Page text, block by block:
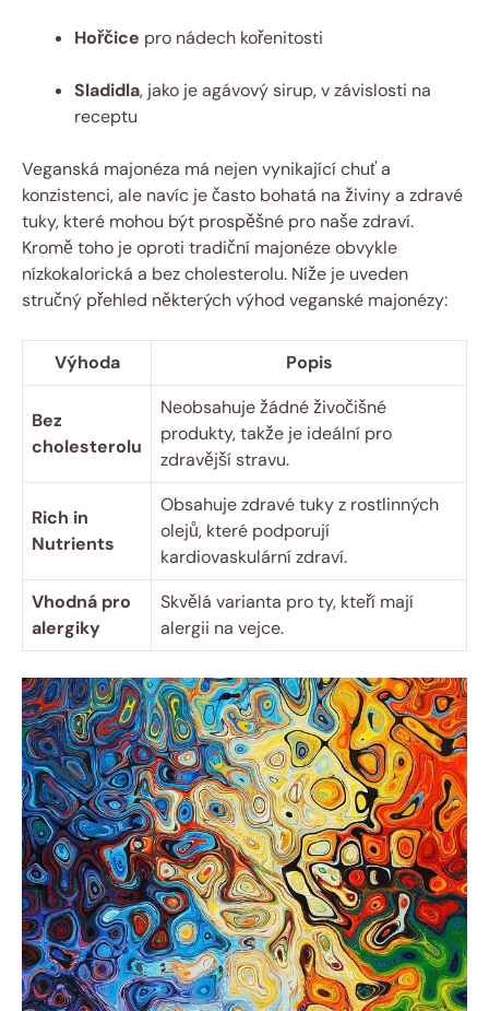
Hořčice pro nádech kořenitosti
Sladidla, jako je agávový sirup, v závislosti na
receptu
Veganská majonéza má nejen vynikající chuť a
konzistenci, ale navíc je často bohatá na živiny a zdravé
tuky, které mohou být prospěšné pro naše zdraví.
Kromě toho je oproti tradiční majonéze obvykle
nízkokalorická a bez cholesterolu. Níže je uveden
stručný přehled některých výhod veganské majonézy:
Výhoda Popis
Bez
cholesterolu
Neobsahuje žádné živočišné
produkty, takže je ideální pro
zdravější stravu.
Rich in
Nutrients
Obsahuje zdravé tuky z rostlinných
olejů, které podporují
kardiovaskulární zdraví.
Vhodná pro
alergiky
Skvělá varianta pro ty, kteří mají
alergii na vejce.